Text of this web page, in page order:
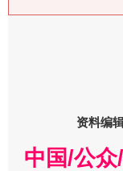
资料编
中国/公